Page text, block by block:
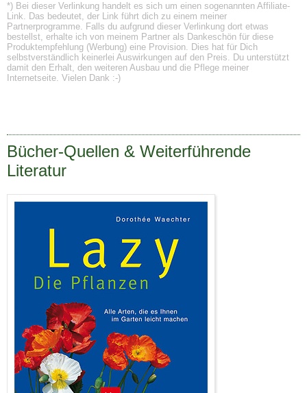
*) Bei dieser Verlinkung handelt es sich um einen sogenannten Affiliate-
Link. Das bedeutet, der Link führt dich zu einem meiner
Partnerprogramme. Falls du aufgrund dieser Verlinkung dort etwas
bestellst, erhalte ich von meinem Partner als Dankeschön für diese
Produktempfehlung (Werbung) eine Provision. Dies hat für Dich
selbstverständlich keinerlei Auswirkungen auf den Preis. Du unterstützt
damit den Erhalt, den weiteren Ausbau und die Pflege meiner
Internetseite. Vielen Dank :-)
Bücher-Quellen & Weiterführende
Literatur